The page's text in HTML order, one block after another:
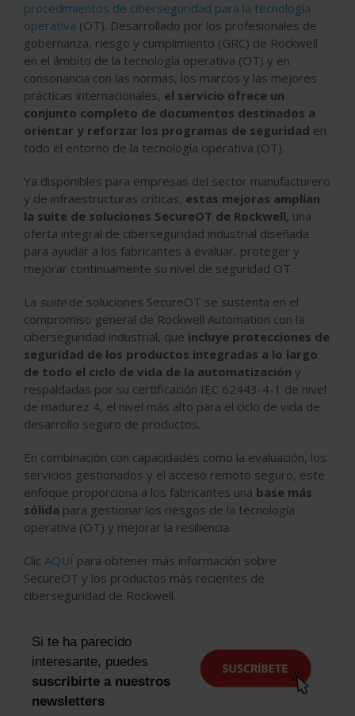
procedimientos de ciberseguridad para la tecnología
operativa (OT). Desarrollado por los profesionales de
gobernanza, riesgo y cumplimiento (GRC) de Rockwell
en el ámbito de la tecnología operativa (OT) y en
consonancia con las normas, los marcos y las mejores
prácticas internacionales, el servicio ofrece un
conjunto completo de documentos destinados a
orientar y reforzar los programas de seguridad en
todo el entorno de la tecnología operativa (OT).
Ya disponibles para empresas del sector manufacturero
y de infraestructuras críticas, estas mejoras amplían
la suite de soluciones SecureOT de Rockwell, una
oferta integral de ciberseguridad industrial diseñada
para ayudar a los fabricantes a evaluar, proteger y
mejorar continuamente su nivel de seguridad OT.
La suitede soluciones SecureOT se sustenta en el
compromiso general de Rockwell Automation con la
ciberseguridad industrial, que incluye protecciones de
seguridad de los productos integradas a lo largo
de todo el ciclo de vida de la automatización y
respaldadas por su certificación IEC 62443-4-1 de nivel
de madurez 4, el nivel más alto para el ciclo de vida de
desarrollo seguro de productos.
En combinación con capacidades como la evaluación, los
servicios gestionados y el acceso remoto seguro, este
enfoque proporciona a los fabricantes una base más
sólida para gestionar los riesgos de la tecnología
operativa (OT) y mejorar la resiliencia.
Clic AQUÍ para obtener más información sobre
SecureOT y los productos más recientes de
ciberseguridad de Rockwell.
Si te ha parecido
interesante, puedes
suscribirte a nuestros
newsletters